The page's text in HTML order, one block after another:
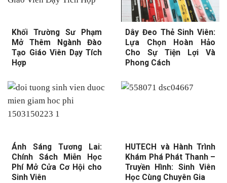
Khối Trường Sư Phạm
Mở Thêm Ngành Đào
Tạo Giáo Viên Dạy Tích
Hợp
Dây Đeo Thẻ Sinh Viên:
Lựa Chọn Hoàn Hảo
Cho Sự Tiện Lợi Và
Phong Cách
Ánh Sáng Tương Lai:
Chính Sách Miễn Học
Phí Mở Cửa Cơ Hội cho
Sinh Viên
HUTECH và Hành Trình
Khám Phá Phát Thanh –
Truyền Hình: Sinh Viên
Học Cùng Chuyên Gia